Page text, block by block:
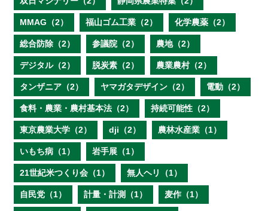
MMAG（2） 福山ゴム工業（2） 化学農薬（2）
総合防除（2） 参議院（2） 農地（2）
デジタル（2） 脱炭素（2） 農業農村（2）
タンザニア（2） ヤマガタデザイン（2） 電動（2）
食料・農業・農村基本法（2） 持続可能性（2）
東京農業大学（2） dji（2） 農林水産業（1）
いもち病（1） 岩手展（1）
21世紀米つくり会（1） 無人ヘリ（1）
自民党（1） 計量・計測（1） 麦作（1）